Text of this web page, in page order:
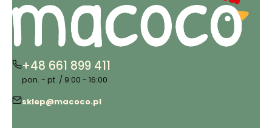
+48 661 899 411
pon. - pt. / 9:00 - 16:00
sklep@macoco.pl